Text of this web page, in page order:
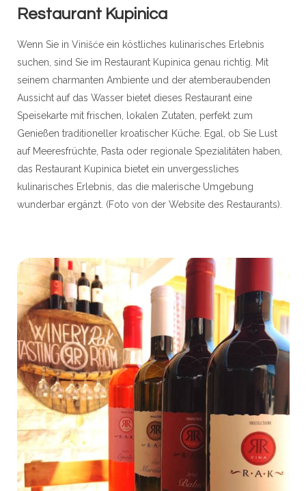
Restaurant Kupinica
Wenn Sie in Vinišće ein köstliches kulinarisches Erlebnis
suchen, sind Sie im Restaurant Kupinica genau richtig. Mit
seinem charmanten Ambiente und der atemberaubenden
Aussicht auf das Wasser bietet dieses Restaurant eine
Speisekarte mit frischen, lokalen Zutaten, perfekt zum
Genießen traditioneller kroatischer Küche. Egal, ob Sie Lust
auf Meeresfrüchte, Pasta oder regionale Spezialitäten haben,
das Restaurant Kupinica bietet ein unvergessliches
kulinarisches Erlebnis, das die malerische Umgebung
wunderbar ergänzt. (Foto von der Website des Restaurants).